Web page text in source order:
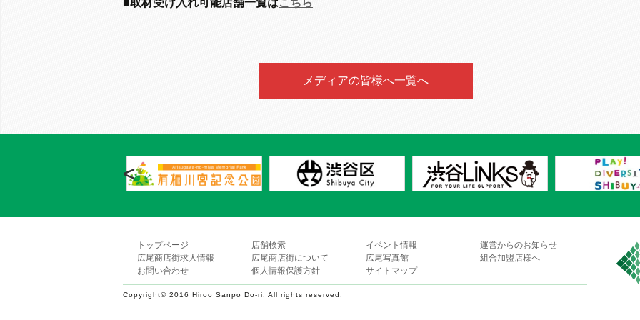
■取材受け入れ可能店舗一覧はこちら
メディアの皆様へ一覧へ
<
トップページ 店舗検索 イベント情報
運営からのお知らせ
広尾商店街求人情報
広尾商店街について 広尾写真館
組合加盟店様へ
お問い合わせ
個人情報保護方針 サイトマップ
Copyright© 2016 Hiroo Sanpo Do-ri. All rights reserved.